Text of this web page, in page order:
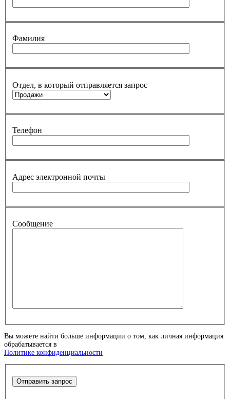
Фамилия
Отдел, в который отправляется запрос
Телефон
Адрес электронной почты
Сообщение
Вы можете найти больше информации о том, как личная информация
обрабатывается в
Политике конфиденциальности
Отправить запрос